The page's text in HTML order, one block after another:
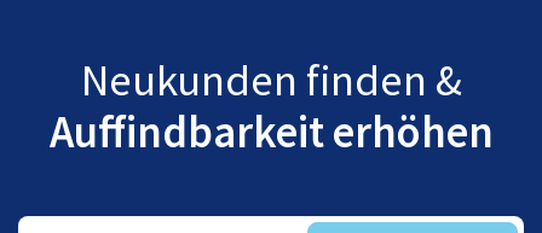
Neukunden finden &
Auffindbarkeit erhöhen